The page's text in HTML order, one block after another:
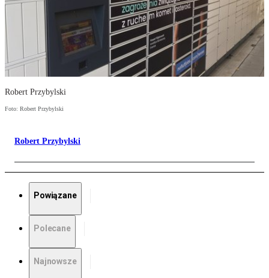
Robert Przybylski
Foto: Robert Przybylski
Robert Przybylski
Powiązane
Polecane
Najnowsze